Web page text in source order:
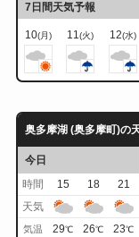
7日間天気予報
10(月) 11(火) 12(水)
奥多摩湖 (奥多摩町)の
今日
時間
15 18 21
天気
気温 29℃ 26℃ 23℃